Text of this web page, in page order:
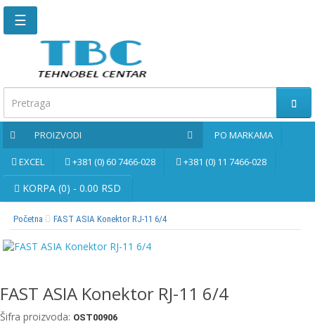
Glavna
Kontaktirajte
nas
Po
markama
PROIZVODI
Bernardo
rezne
ploče
☰
PROIZVODI PO MARKAMA
EXCEL +381 (0) 60 7466-028 +381 (0) 11 7466-028
KORPA (0) - 0.00 RSD
Početna FAST ASIA Konektor RJ-11 6/4
FAST ASIA Konektor RJ-11 6/4
Šifra proizvoda: OST00906